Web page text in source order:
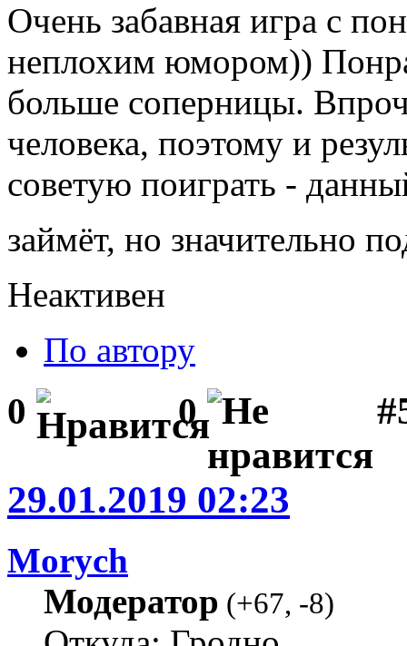
Очень забавная игра с
неплохим юмором))
больше соперницы.
человека, поэтому и
советую поиграть -
займёт, но значительно
Неактивен
По автору
0 0
29.01.2019 02:23
Morych
Модератор (+67, -8)